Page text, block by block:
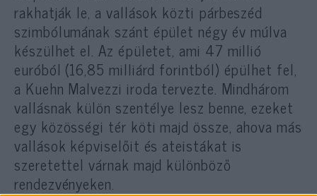
rakhatják le, a vallások közti párbeszéd
szimbólumának szánt épület négy év múlva
készülhet el. Az épületet, ami 47 millió
euróból (16,85 milliárd forintból) épülhet fel,
a Kuehn Malvezzi iroda tervezte. Mindhárom
vallásnak külön szentélye lesz benne, ezeket
egy közösségi tér köti majd össze, ahova más
vallások képviselőit és ateistákat is
szeretettel várnak majd különböző
rendezvényeken.